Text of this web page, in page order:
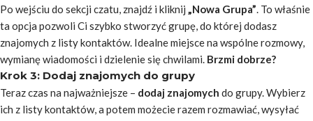
Po wejściu do sekcji czatu, znajdź i kliknij „Nowa Grupa”. To właśnie
ta opcja pozwoli Ci szybko stworzyć grupę, do której dodasz
znajomych z listy kontaktów. Idealne miejsce na wspólne rozmowy,
wymianę wiadomości i dzielenie się chwilami. Brzmi dobrze?
Krok 3: Dodaj znajomych do grupy
Teraz czas na najważniejsze – dodaj znajomych do grupy. Wybierz
ich z listy kontaktów, a potem możecie razem rozmawiać, wysyłać